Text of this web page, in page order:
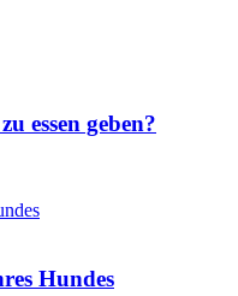
essen geben?
Hundes